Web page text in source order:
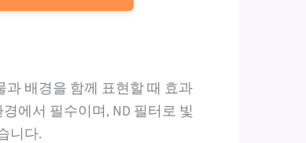
배경을 함께 표현할 때 효과
에서 필수이며, ND 필터로 빛
니다.